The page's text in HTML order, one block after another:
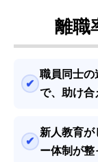
離職
職員同士の
で、助け合
新人教育
ー体制が整